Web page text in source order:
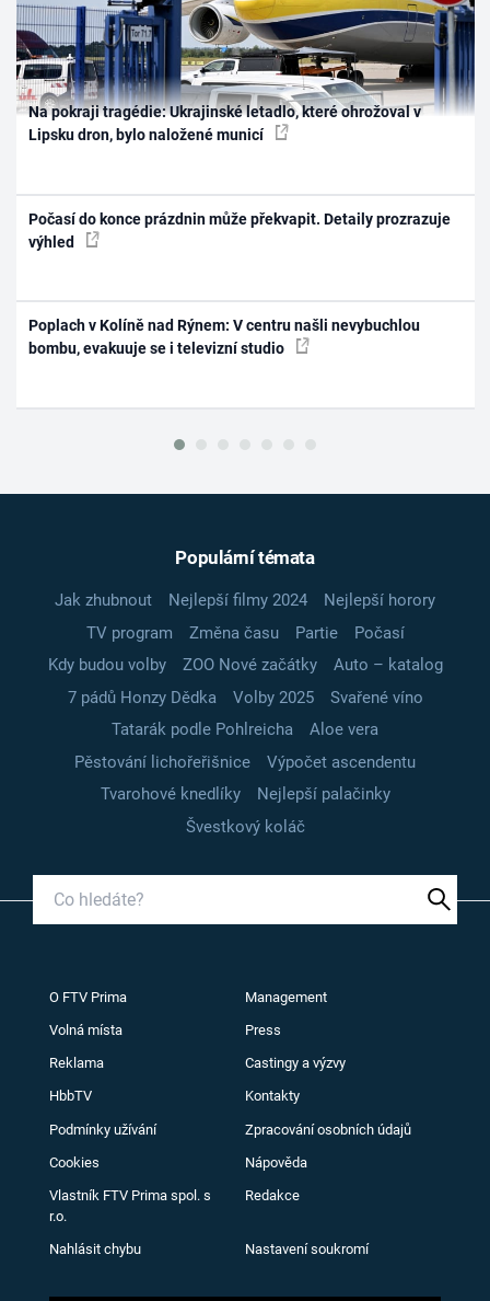
Na pokraji tragédie: Ukrajinské letadlo, které ohrožoval v
Lipsku dron, bylo naložené municí
Počasí do konce prázdnin může překvapit. Detaily prozrazuje
výhled
Poplach v Kolíně nad Rýnem: V centru našli nevybuchlou
bombu, evakuuje se i televizní studio
Populární témata
Jak zhubnout Nejlepší filmy 2024
Nejlepší horory
TV program
Změna času Partie
Počasí
Kdy budou volby
ZOO Nové začátky
Auto – katalog
7 pádů Honzy Dědka
Volby 2025
Svařené víno
Tatarák podle Pohlreicha
Aloe vera
Pěstování lichořeřišnice
Výpočet ascendentu
Tvarohové knedlíky
Nejlepší palačinky
Švestkový koláč
O FTV Prima Management
Volná místa Press
Reklama Castingy a výzvy
HbbTV Kontakty
Podmínky užívání Zpracování osobních údajů
Cookies Nápověda
Vlastník FTV Prima spol. s
r.o.
Redakce
Nahlásit chybu Nastavení soukromí